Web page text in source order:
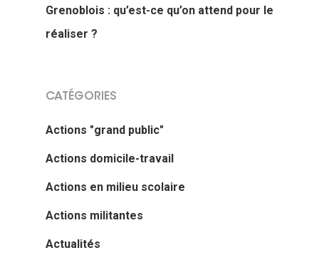
Grenoblois : qu’est-ce qu’on attend pour le
réaliser ?
CATÉGORIES
Actions "grand public"
Actions domicile-travail
Actions en milieu scolaire
Actions militantes
Actualités